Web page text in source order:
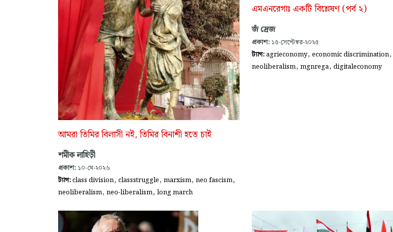
আমরা তিমির বিলাসী নই, তিমির বিনাশী হতে চাই
শমীক লাহিড়ী
প্রকাশ: ১০-মে-২০২৬
ট্যাগ:class division, classstruggle, marxism, neo fascism,
neoliberalism, neo-liberalism, long march
এমএনরেগাঃ একটি বিশ্লেষণ (পর্ব ২)
জঁ দ্রেজ
প্রকাশ: ১৫-সেপ্টেম্বর-২০২৫
ট্যাগ:agrieconomy, economic discrimination,
neoliberalism, mgnrega, digitaleconomy